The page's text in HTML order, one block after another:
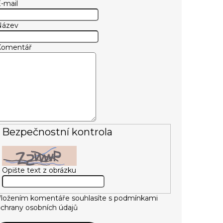
mail
Bezpečnostní kontrola
Opište text z obrázku
komentáře souhlasíte spodmínkami
osobních údajů